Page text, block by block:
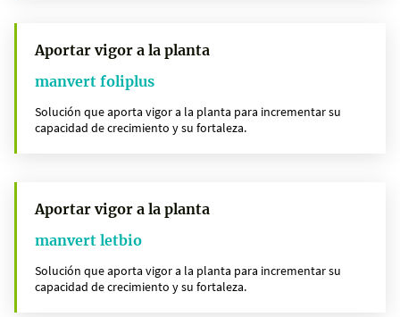
Aportar vigor a la planta
manvert foliplus
Solución que aporta vigor a la planta para incrementar su
capacidad de crecimiento y su fortaleza.
Aportar vigor a la planta
manvert letbio
Solución que aporta vigor a la planta para incrementar su
capacidad de crecimiento y su fortaleza.